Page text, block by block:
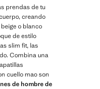
prendas de tu
creando
o blanco
de estilo
slim fit, las
Combina una
cuello mao son
de hombre de